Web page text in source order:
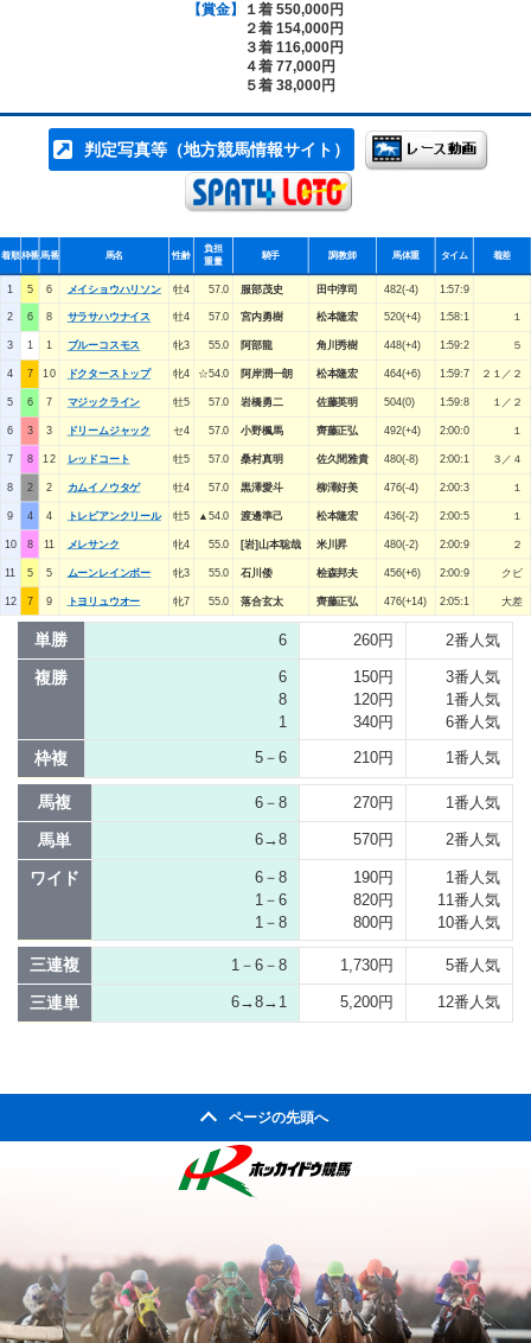
【賞金】
１着 550,000円
２着 154,000円
３着 116,000円
４着 77,000円
５着 38,000円
判定写真等（地方競馬情報サイト）
着順 枠番馬番 馬名 性齢
負担
重量
騎手 調教師 馬体重 タイム 着差
1 5 6 メイショウハリソン 牡4 57.0 服部茂史 田中淳司 482(-4) 1:57:9
2 6 8 サラサハウナイス 牡4 57.0 宮内勇樹 松本隆宏 520(+4) 1:58:1 １
3 1 1 ブルーコスモス 牝3 55.0 阿部龍 角川秀樹 448(+4) 1:59:2 ５
4 7 10 ドクターストップ 牝4 ☆54.0 阿岸潤一朗 松本隆宏 464(+6) 1:59:7 ２１／２
5 6 7 マジックライン 牡5 57.0 岩橋勇二 佐藤英明 504(0) 1:59:8 １／２
6 3 3 ドリームジャック セ4 57.0 小野楓馬 齊藤正弘 492(+4) 2:00:0 １
7 8 12 レッドコート 牡5 57.0 桑村真明 佐久間雅貴 480(-8) 2:00:1 ３／４
8 2 2 カムイノウタゲ 牡4 57.0 黒澤愛斗 柳澤好美 476(-4) 2:00:3 １
9 4 4 トレビアンクリール 牡5 ▲54.0 渡邊準己 松本隆宏 436(-2) 2:00:5 １
10 8 11 メレサンク 牝4 55.0 [岩]山本聡哉 米川昇 480(-2) 2:00:9 ２
11 5 5 ムーンレインボー 牝3 55.0 石川倭 桧森邦夫 456(+6) 2:00:9 クビ
12 7 9 トヨリュウオー 牝7 55.0 落合玄太 齊藤正弘 476(+14) 2:05:1 大差
単勝 6 260円 2番人気
複勝
6
8
1
150円
120円
340円
3番人気
1番人気
6番人気
枠複 5－6 210円 1番人気
馬複 6－8 270円 1番人気
馬単 6→8 570円 2番人気
ワイド
6－8
1－6
1－8
190円
820円
800円
1番人気
11番人気
10番人気
三連複 1－6－8 1,730円 5番人気
三連単 6→8→1 5,200円 12番人気
ページの先頭へ